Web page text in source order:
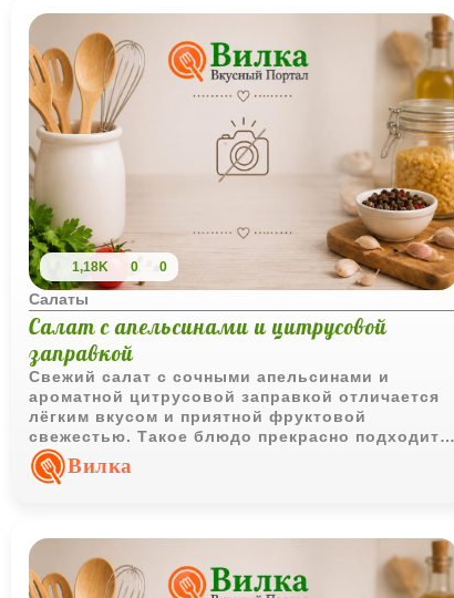
1,18K 0 0
Салаты
Салат с апельсинами и цитрусовой
заправкой
Свежий салат с сочными апельсинами и
ароматной цитрусовой заправкой отличается
лёгким вкусом и приятной фруктовой
свежестью. Такое блюдо прекрасно подходит
для лёгкого обеда или праздничного стола.
Вилка